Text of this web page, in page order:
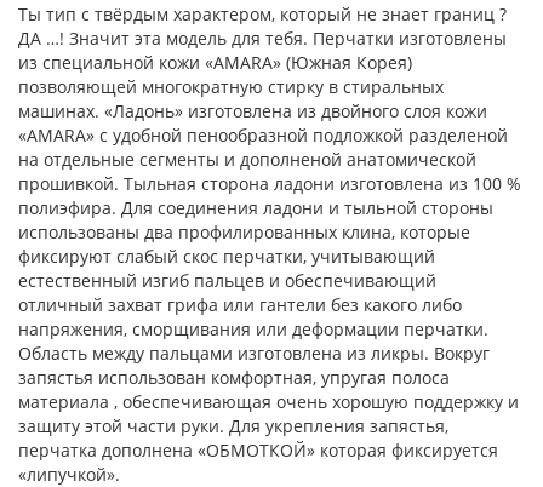
Ты тип с твёрдым характером, который не знает границ ?
ДА …! Значит эта модель для тебя. Перчатки изготовлены
из специальной кожи «AMARА» (Южная Корея)
позволяющей многократную стирку в стиральных
машинах. «Ладонь» изготовлена из двойного слоя кожи
«AMARА» с удобной пенообразной подложкой разделеной
на отдельные сегменты и дополненой анатомической
прошивкой. Тыльная сторона ладони изготовлена из 100 %
полиэфира. Для соединения ладони и тыльной стороны
использованы два профилированных клина, которые
фиксируют слабый скос перчатки, учитывающий
естественный изгиб пальцев и обеспечивающий
отличный захват грифа или гантели без какого либо
напряжения, сморщивания или деформации перчатки.
Область между пальцами изготовлена из ликры. Вокруг
запястья использован комфортная, упругая полоса
материала , обеспечивающая очень хорошую поддержку и
защиту этой части руки. Для укрепления запястья,
перчатка дополнена «ОБМОТКОЙ» которая фиксируется
«липучкой».